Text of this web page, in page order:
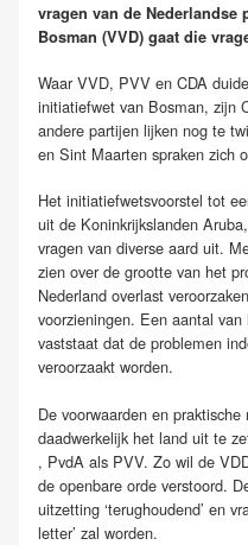
vragen van de
Bosman (VVD) gaat die
Waar VVD, PVV en CDA
initiatiefwet van Bosman, zijn
andere partijen lijken nog te
en Sint Maarten spraken zich
Het initiatiefwetsvoorstel tot
uit de Koninkrijkslanden
vragen van diverse aard uit.
zien over de grootte van het
Nederland overlast
voorzieningen. Een aantal
vaststaat dat de problemen
veroorzaakt worden.
De voorwaarden en
daadwerkelijk het land uit te
, PvdA als PVV. Zo wil de
de openbare orde verstoord.
uitzetting ‘terughoudend’ en
letter’ zal worden.